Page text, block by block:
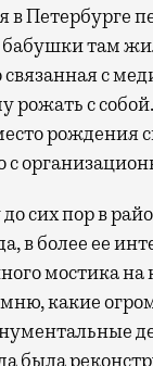
в Петербурге
бабушки там
связанная с
рожать с
рождения
с
сих пор в
в более ее
мостика на
какие
была